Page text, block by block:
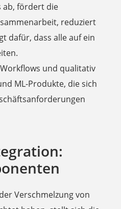
ab, fördert die
reduziert
dafür, dass alle auf ein
und qualitativ
ML-Produkte, die sich
Verschmelzung von